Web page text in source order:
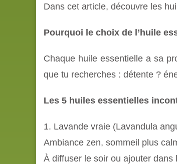
Dans cet article, découvre les
Pourquoi le choix de l’huile
Chaque huile essentielle a sa
que tu recherches : détente ?
Les 5 huiles essentielles
1. Lavande vraie (Lavandula
Ambiance zen, sommeil plus
À diffuser le soir ou ajouter dans